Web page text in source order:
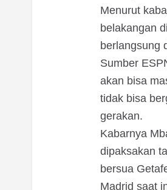
Menurut
belakangan
berlangsung
Sumber
akan bisa
tidak bisa
gerakan.
Kabarnya
dipaksakan
bersua
Madrid saat